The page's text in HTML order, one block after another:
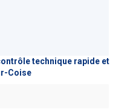
technique rapide et
Coise